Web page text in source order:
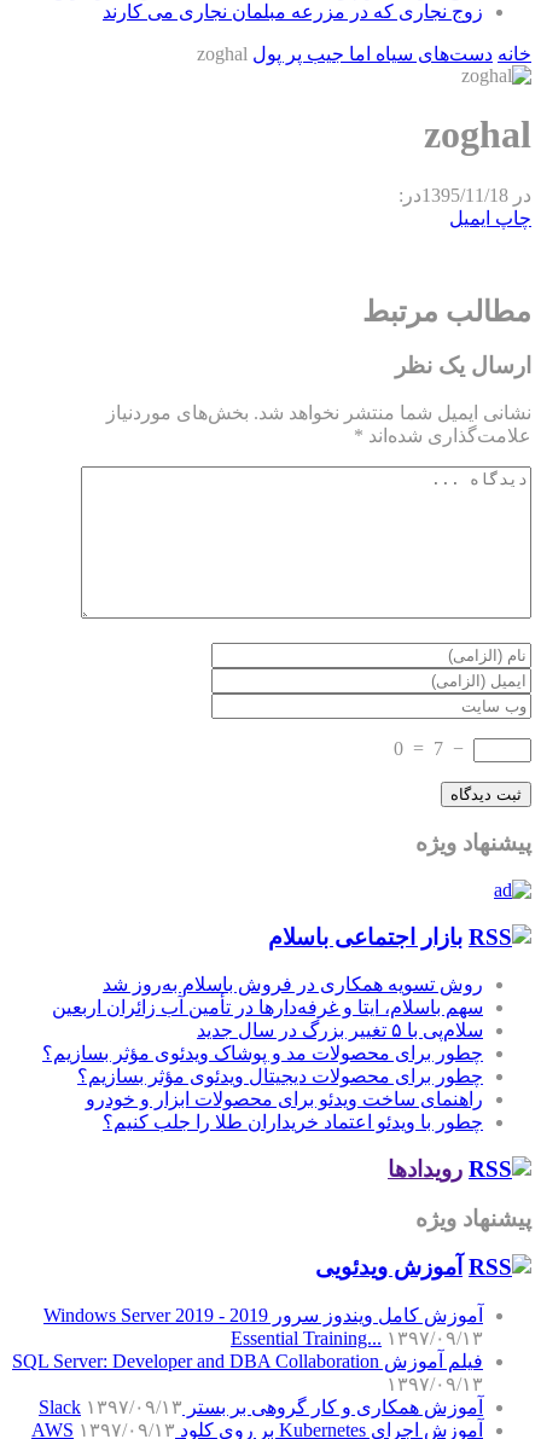
زوج نجاری که در مزرعه مبلمان نجاری می کارند
خانه دست­‌های سیاه اما جیب پر پول zoghal
zoghal
در 1395/11/18در:
چاپ ایمیل
مطالب مرتبط
ارسال یک نظر
نشانی ایمیل شما منتشر نخواهد شد. بخش‌های موردنیاز
علامت‌گذاری شده‌اند *
−
7
=
0
پیشنهاد ویژه
بازار اجتماعی باسلام
روش تسویه همکاری در فروش باسلام به‌روز شد
سهم باسلام، ایتا و غرفه‌دارها در تأمین آب زائران اربعین
سلام‌پی با ۵ تغییر بزرگ در سال جدید
چطور برای محصولات مد و پوشاک ویدئوی مؤثر بسازیم؟
چطور برای محصولات دیجیتال ویدئوی مؤثر بسازیم؟
راهنمای ساخت ویدئو برای محصولات ابزار و خودرو
چطور با ویدئو اعتماد خریداران طلا را جلب کنیم؟
رویدادها
پیشنهاد ویژه
آموزش‌ ویدئویی
آموزش کامل ویندوز سرور 2019 - Windows Server 2019
Essential Training... ۱۳۹۷/۰۹/۱۳
فیلم آموزش SQL Server: Developer and DBA Collaboration
۱۳۹۷/۰۹/۱۳
آموزش همکاری و کار گروهی بر بستر Slack ۱۳۹۷/۰۹/۱۳
آموزش اجرای Kubernetes بر روی کلود AWS
۱۳۹۷/۰۹/۱۳